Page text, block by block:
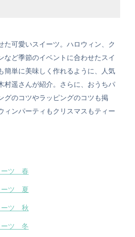
た可愛いスイーツ。ハロウィン、ク
など季節のイベントに合わせたスイ
簡単に美味しく作れるように、人気
村遥さんが紹介。さらに、おうちパ
グのコツやラッピングのコツも掲
ィンパーティもクリスマスもティー
ーツ 春
ーツ 夏
ーツ 秋
ーツ 冬